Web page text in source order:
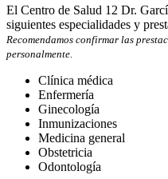
El Centro de Salud 12 Dr.
siguientes especialidades y
Recomendamos confirmar las
personalmente.
Clínica médica
Enfermería
Ginecología
Inmunizaciones
Medicina general
Obstetricia
Odontología